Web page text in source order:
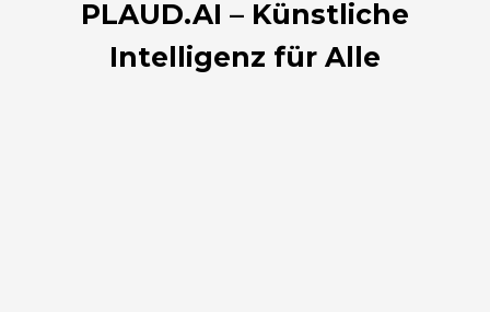
PLAUD.AI – Künstliche
Intelligenz für Alle